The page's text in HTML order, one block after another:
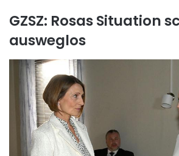
GZSZ: Rosas Situation
ausweglos